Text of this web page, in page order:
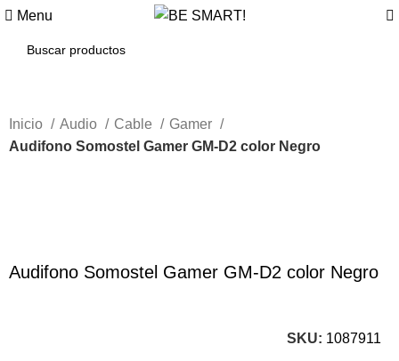
Menu
Inicio Audio Cable
Gamer
Audifono Somostel Gamer GM-D2 color Negro
Audifono Somostel Gamer GM-D2 color Negro
SKU: 1087911